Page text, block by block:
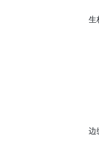
生
边